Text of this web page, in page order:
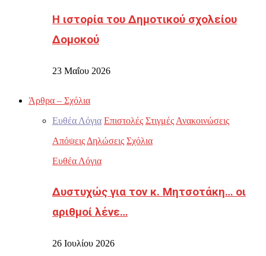
Η ιστορία του Δημοτικού σχολείου
Δομοκού
23 Μαΐου 2026
Άρθρα – Σχόλια
Ευθέα Λόγια Επιστολές Στιγμές Ανακοινώσεις
Απόψεις Δηλώσεις Σχόλια
Ευθέα Λόγια
Δυστυχώς για τον κ. Μητσοτάκη… οι
αριθμοί λένε…
26 Ιουλίου 2026